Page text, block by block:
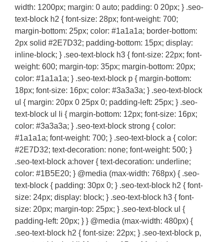
width: 1200px; margin: 0 auto; padding: 0 20px; } .seo-
text-block h2 { font-size: 28px; font-weight: 700;
margin-bottom: 25px; color: #1a1a1a; border-bottom:
2px solid #2E7D32; padding-bottom: 15px; display:
inline-block; } .seo-text-block h3 { font-size: 22px; font-
weight: 600; margin-top: 35px; margin-bottom: 20px;
color: #1a1a1a; } .seo-text-block p { margin-bottom:
18px; font-size: 16px; color: #3a3a3a; } .seo-text-block
ul { margin: 20px 0 25px 0; padding-left: 25px; } .seo-
text-block ul li { margin-bottom: 12px; font-size: 16px;
color: #3a3a3a; } .seo-text-block strong { color:
#1a1a1a; font-weight: 700; } .seo-text-block a { color:
#2E7D32; text-decoration: none; font-weight: 500; }
.seo-text-block a:hover { text-decoration: underline;
color: #1B5E20; } @media (max-width: 768px) { .seo-
text-block { padding: 30px 0; } .seo-text-block h2 { font-
size: 24px; display: block; } .seo-text-block h3 { font-
size: 20px; margin-top: 25px; } .seo-text-block ul {
padding-left: 20px; } } @media (max-width: 480px) {
.seo-text-block h2 { font-size: 22px; } .seo-text-block p,